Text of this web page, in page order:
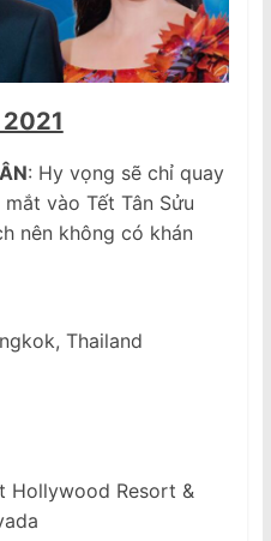
2021
: Hy vọng sẽ chỉ quay
vào Tết Tân Sửu
nên không có khán
Thailand
Hollywood Resort &